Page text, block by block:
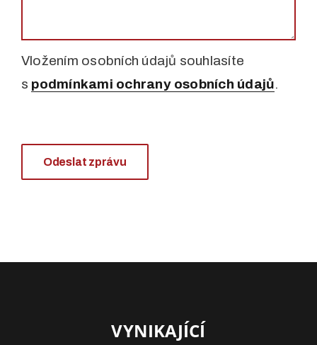
Vložením osobních údajů souhlasíte
s podmínkami ochrany osobních údajů.
Odeslat zprávu
VYNIKAJÍCÍ